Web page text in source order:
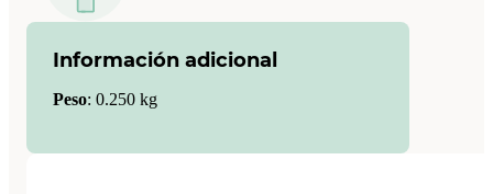
Información adicional
Peso: 0.250 kg